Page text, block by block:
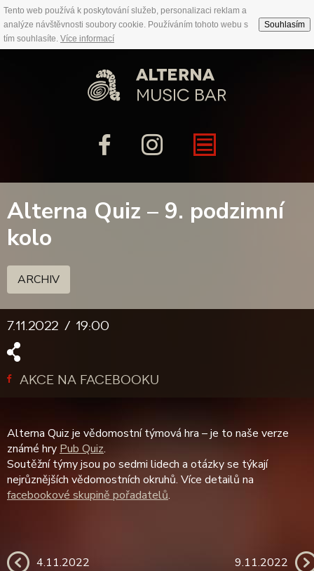
Tento web používá k poskytování služeb, personalizaci reklam a
analýze návštěvnosti soubory cookie. Používáním tohoto webu s
tím souhlasíte. Více informací
Souhlasím
Alterna Quiz – 9. podzimní
kolo
ARCHIV
7.11.2022 19:00
AKCE NA FACEBOOKU
Alterna Quiz je vědomostní týmová hra – je to naše verze
známé hry Pub Quiz.
Soutěžní týmy jsou po sedmi lidech a otázky se týkají
nejrůznějších vědomostních okruhů. Více detailů na
facebookové skupině pořadatelů.
4.11.2022 9.11.2022